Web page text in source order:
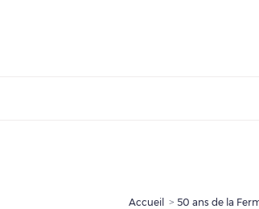
Accueil 50 ans de la